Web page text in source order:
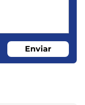
Enviar